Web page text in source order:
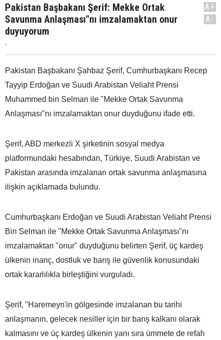
Pakistan Başbakanı Şerif: Mekke Ortak
Savunma Anlaşması"nı imzalamaktan onur
duyuyorum
.
A+
A-
Pakistan Başbakanı Şahbaz Şerif, Cumhurbaşkanı Recep
Tayyip Erdoğan ve Suudi Arabistan Veliaht Prensi
Muhammed bin Selman ile "Mekke Ortak Savunma
Anlaşması"nı imzalamaktan onur duyduğunu ifade etti.
Şerif, ABD merkezli X şirketinin sosyal medya
platformundaki hesabından, Türkiye, Suudi Arabistan ve
Pakistan arasında imzalanan ortak savunma anlaşmasına
ilişkin açıklamada bulundu.
Cumhurbaşkanı Erdoğan ve Suudi Arabistan Veliaht Prensi
Bin Selman ile "Mekke Ortak Savunma Anlaşması"nı
imzalamaktan "onur" duyduğunu belirten Şerif, üç kardeş
ülkenin inanç, dostluk ve barış ile güvenlik konusundaki
ortak kararlılıkla birleştiğini vurguladı.
Şerif, "Haremeyn'in gölgesinde imzalanan bu tarihi
anlaşmanın, gelecek nesiller için bir barış kalkanı olarak
kalmasını ve üç kardeş ülkenin yanı sıra ümmete de refah